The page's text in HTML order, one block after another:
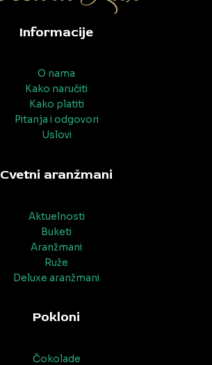
Informacije
O nama
Kako naručiti
Kako platiti
Pitanja i odgovori
Uslovi
Cvetni aranžmani
Aktuelnosti
Buketi
Aranžmani
Ruže
Deluxe aranžmani
Pokloni
Čokolade